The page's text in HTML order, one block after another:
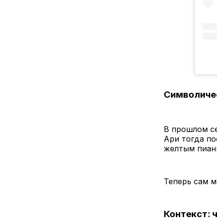
В прошлом
Ари тогда
желтым
Теперь сам
Контекст: